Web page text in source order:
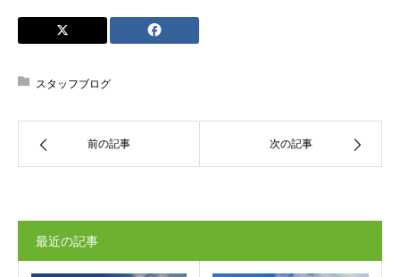
スタッフブログ
前の記事 次の記事
最近の記事